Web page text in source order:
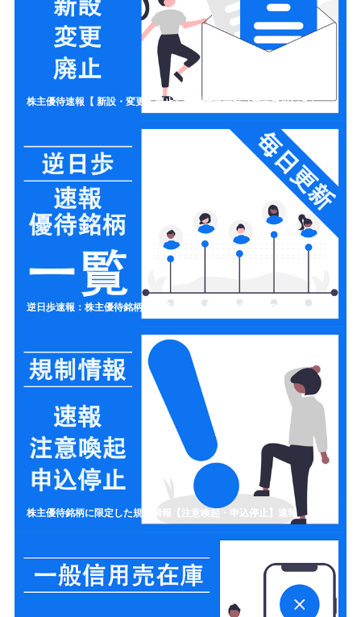
株主優待速報【 新設・変更・廃止】開示情報一覧（新設ラッシュ）
逆日歩速報：株主優待銘柄の一覧リスト【制度信用クロス取引】
株主優待銘柄に限定した規制情報【注意喚起・申込停止】速報